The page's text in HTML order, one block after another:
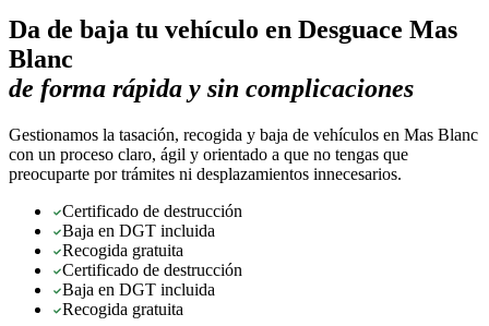
Da de baja tu vehículo en Desguace Mas
Blanc
de forma rápida y sin complicaciones
Gestionamos la tasación, recogida y baja de vehículos en Mas Blanc
con un proceso claro, ágil y orientado a que no tengas que
preocuparte por trámites ni desplazamientos innecesarios.
Certificado de destrucción
Baja en DGT incluida
Recogida gratuita
Certificado de destrucción
Baja en DGT incluida
Recogida gratuita